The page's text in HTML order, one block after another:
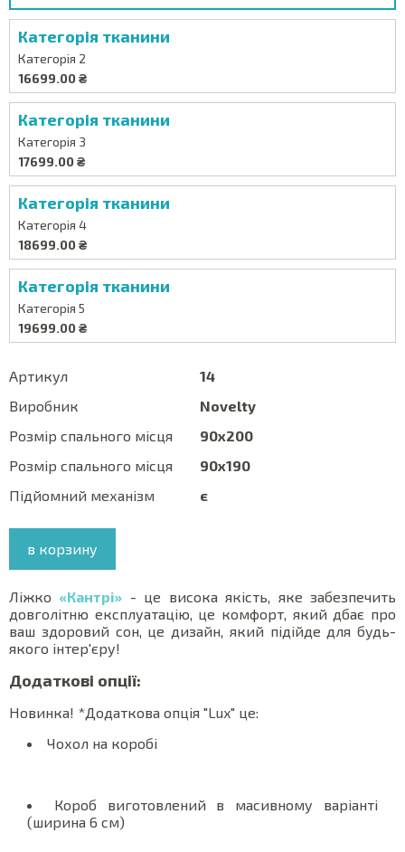
Категорія тканини
Категорія 2
16699.00 ₴
Категорія тканини
Категорія 3
17699.00 ₴
Категорія тканини
Категорія 4
18699.00 ₴
Категорія тканини
Категорія 5
19699.00 ₴
Артикул
14
Виробник
Novelty
Розмір спального місця
90x200
Розмір спального місця
90x190
Підйомний механізм
є
в корзину
Ліжко «Кантрі» - це висока якість, яке забезпечить
довголітню експлуатацію, це комфорт, який дбає про
ваш здоровий сон, це дизайн, який підійде для будь-
якого інтер'єру!
Додаткові опції:
Новинка! *Додаткова опція "Lux" це:
Чохол на коробі
Короб виготовлений в масивному варіанті
(ширина 6 см)